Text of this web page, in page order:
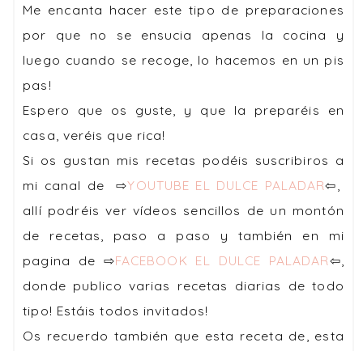
Me encanta hacer este tipo de preparaciones
por que no se ensucia apenas la cocina y
luego cuando se recoge, lo hacemos en un pis
pas!
Espero que os guste, y que la preparéis en
casa, veréis que rica!
Si os gustan mis recetas podéis suscribiros a
mi canal de ⇨YOUTUBE EL DULCE PALADAR⇦,
allí podréis ver vídeos sencillos de un montón
de recetas, paso a paso y también en mi
pagina de ⇨FACEBOOK EL DULCE PALADAR⇦,
donde publico varias recetas diarias de todo
tipo! Estáis todos invitados!
Os recuerdo también que esta receta de , esta